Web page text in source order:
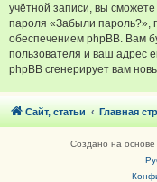
учётной записи, вы
пароля «Забыли пароль?»,
обеспечением phpBB. Вам
пользователя и ваш адрес
phpBB сгенерирует вам
Сайт, статьи Главная
Создано на основе